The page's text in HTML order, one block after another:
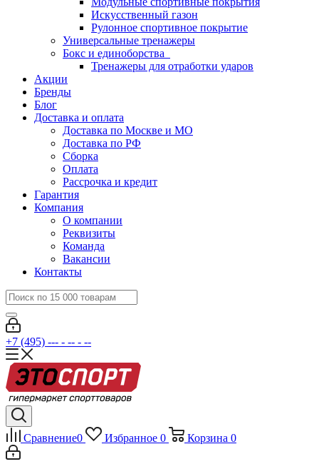
Искусственный газон
Рулонное спортивное покрытие
Универсальные тренажеры
Бокс и единоборства
Тренажеры для отработки ударов
Акции
Бренды
Блог
Доставка и оплата
Доставка по Москве и МО
Доставка по РФ
Сборка
Оплата
Рассрочка и кредит
Гарантия
Компания
О компании
Реквизиты
Команда
Вакансии
Контакты
+7 (495) --- - -- - --
Сравнение0 Избранное 0 Корзина 0